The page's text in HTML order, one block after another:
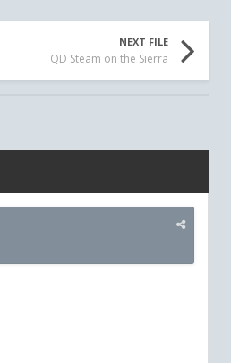
NEXT FILE
QD Steam on the Sierra